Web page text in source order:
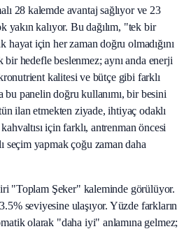
28 kalemde avantaj sağlıyor ve 23
yakın kalıyor. Bu dağılım, "tek bir
hayat için her zaman doğru olmadığını
bir hedefle beslenmez; aynı anda enerji
kalitesi ve bütçe gibi farklı
bu panelin doğru kullanımı, bir besini
ilan etmekten ziyade, ihtiyaç odaklı
için farklı, antrenman öncesi
seçim yapmak çoğu zaman daha
"Toplam Şeker" kaleminde görülüyor.
seviyesine ulaşıyor. Yüzde farkların
olarak "daha iyi" anlamına gelmez;